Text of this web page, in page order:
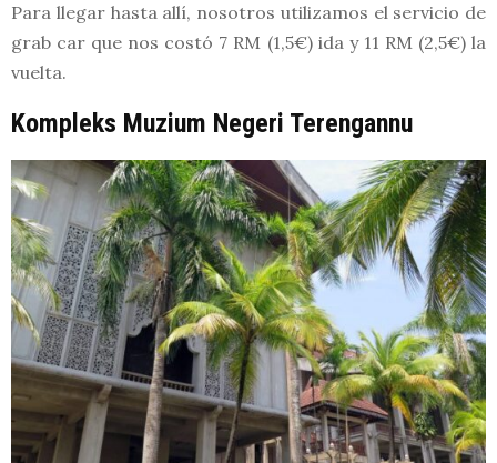
Para llegar hasta allí, nosotros utilizamos el servicio de
grab car que nos costó 7 RM (1,5€) ida y 11 RM (2,5€) la
vuelta.
Kompleks Muzium Negeri Terengannu